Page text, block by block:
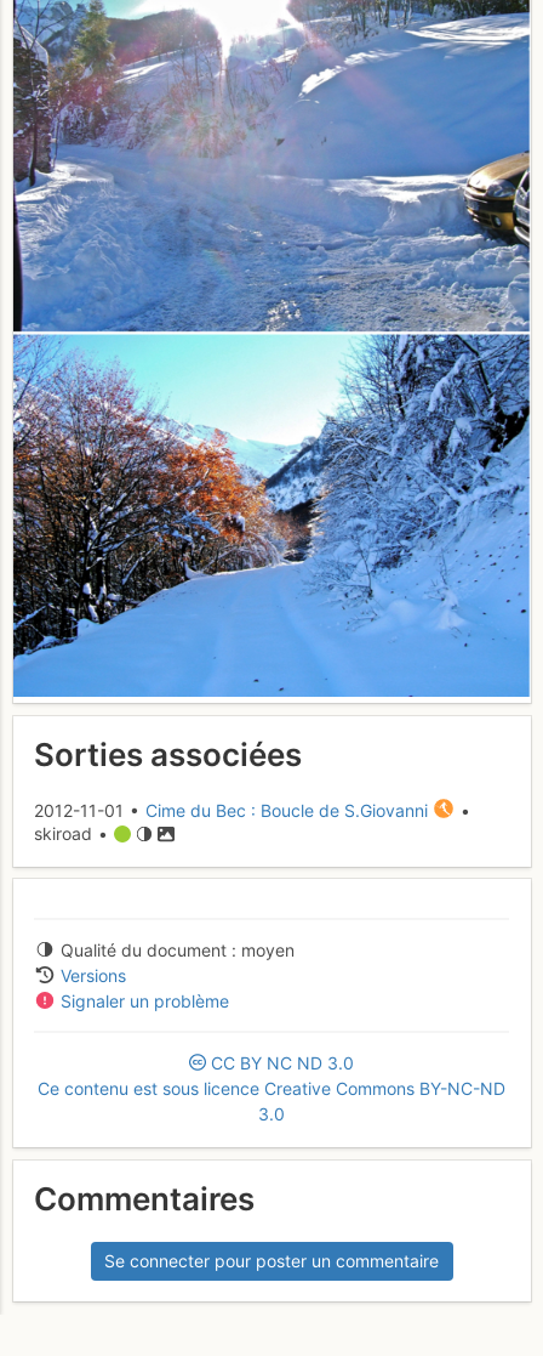
Sorties associées
2012-11-01 • Cime du Bec : Boucle de S.Giovanni
•
skiroad •
Qualité du document
moyen
Versions
Signaler un problème
CC BY NC ND 3.0
Ce contenu est sous licence Creative Commons BY-NC-ND
3.0
Commentaires
Se connecter pour poster un commentaire